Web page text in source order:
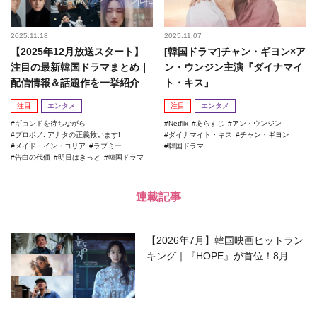
2025.11.18
【2025年12月放送スタート】
注目の最新韓国ドラマまとめ｜
配信情報＆話題作を一挙紹介
注目 エンタメ
ギョンドを待ちながら
プロボノ: アナタの正義救います!
メイド・イン・コリア
ラブミー
告白の代価
明日はきっと 韓国ドラマ
2025.11.07
[韓国ドラマ]チャン・ギヨン×ア
ン・ウンジン主演『ダイナマイ
ト・キス』
注目 エンタメ
Netflix あらすじ
アン・ウンジン
ダイナマイト・キス
チャン・ギヨン
韓国ドラマ
連載記事
【2026年7月】韓国映画ヒットラン
キング｜『HOPE』が首位！8月公